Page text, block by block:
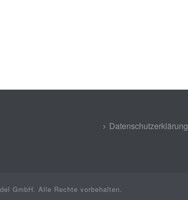
Datenschutzerklärung
GmbH. Alle Rechte vorbehalten.